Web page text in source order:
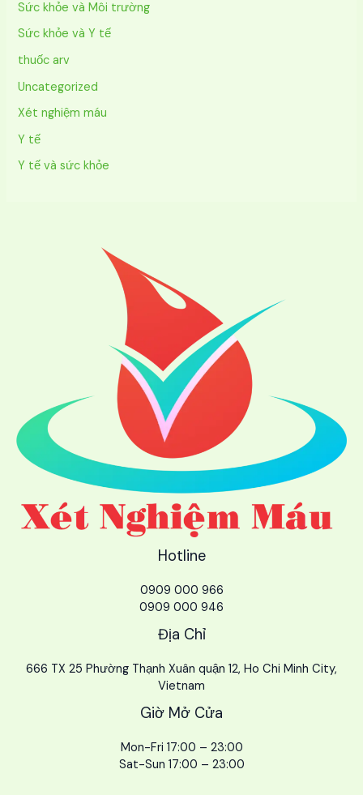
Sức khỏe và Môi trường
Sức khỏe và Y tế
thuốc arv
Uncategorized
Xét nghiệm máu
Y tế
Y tế và sức khỏe
Hotline
0909 000 966
0909 000 946
Địa Chỉ
666 TX 25 Phường Thạnh Xuân quận 12, Ho Chi Minh City,
Vietnam
Giờ Mở Cửa
Mon-Fri 17:00 – 23:00
Sat-Sun 17:00 – 23:00